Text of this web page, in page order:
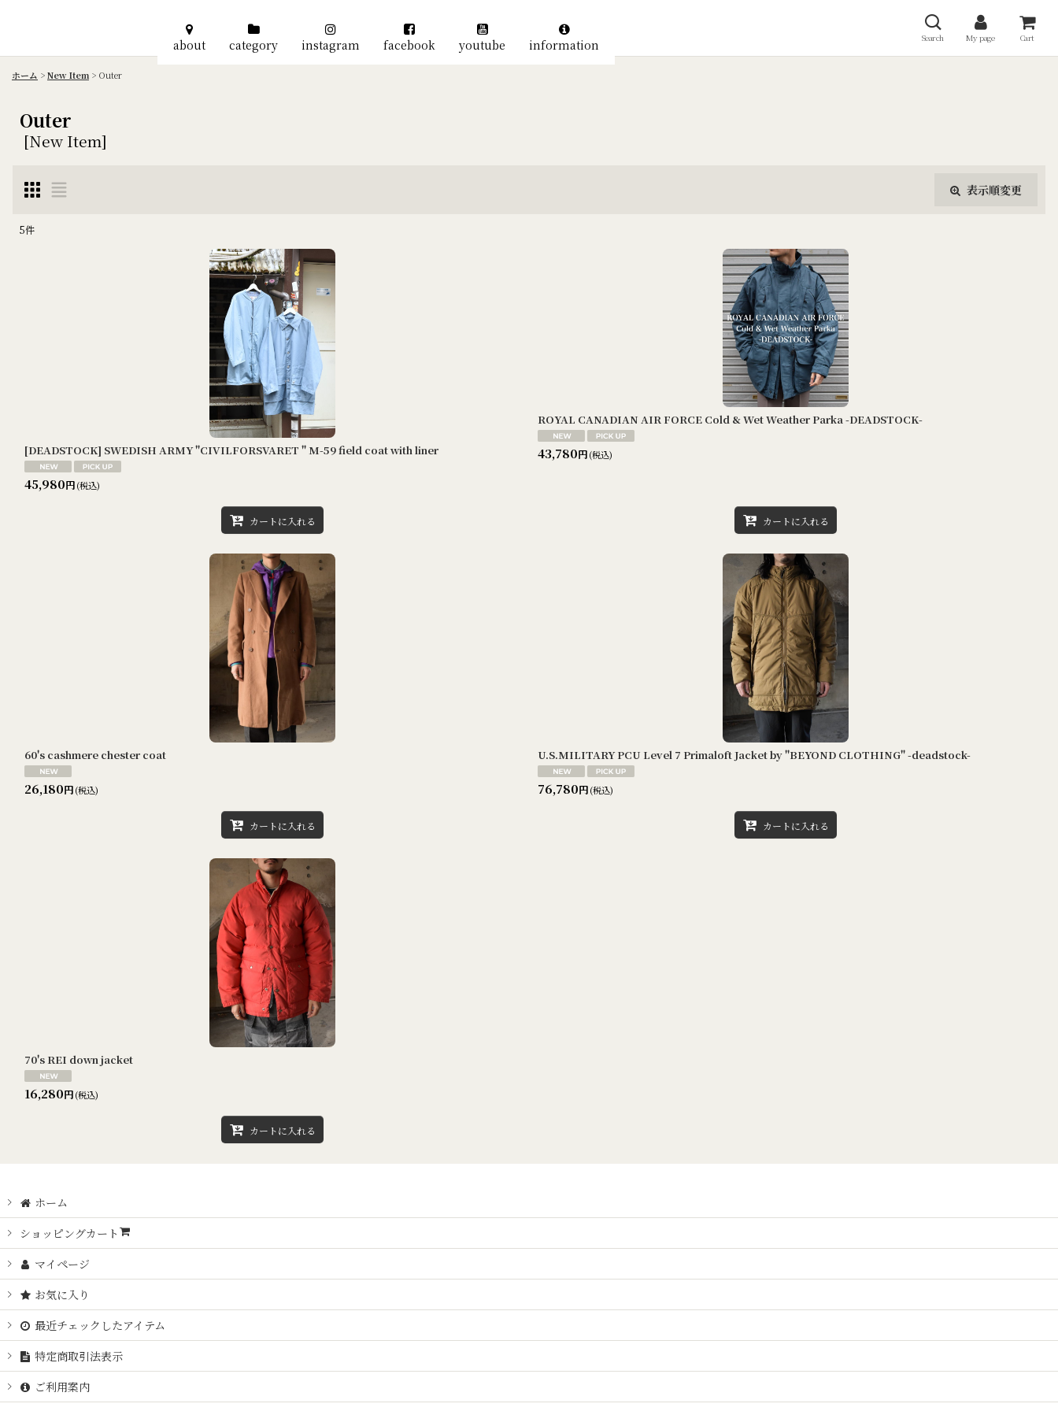
Search My page Cart
about category instagram facebook youtube information
ホーム > New Item > Outer
Outer
[New Item]
表示順変更
5件
[DEADSTOCK] SWEDISH ARMY "CIVILFORSVARET " M-59 field coat with liner
45,980円(税込)
カートに入れる
ROYAL CANADIAN AIR FORCE Cold & Wet Weather Parka -DEADSTOCK-
43,780円(税込)
カートに入れる
60's cashmere chester coat
26,180円(税込)
カートに入れる
U.S.MILITARY PCU Level 7 Primaloft Jacket by "BEYOND CLOTHING" -deadstock-
76,780円(税込)
カートに入れる
70's REI down jacket
16,280円(税込)
カートに入れる
ホーム
ショッピングカート
マイページ
お気に入り
最近チェックしたアイテム
特定商取引法表示
ご利用案内